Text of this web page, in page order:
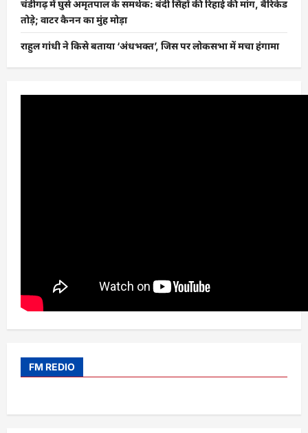
चंडीगढ़ में घुसे अमृतपाल के समर्थक: बंदी सिंहों की रिहाई की मांग, बैरिकेड
तोड़े; वाटर कैनन का मुंह मोड़ा
राहुल गांधी ने किसे बताया ‘अंधभक्त’, जिस पर लोकसभा में मचा हंगामा
FM REDIO